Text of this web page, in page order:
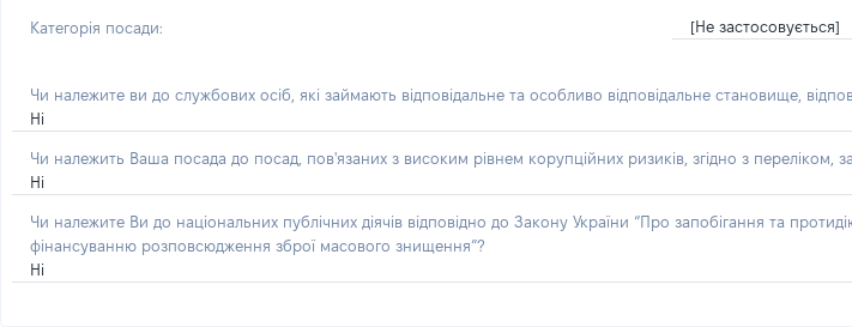
Категорія посади: [Не застосовується]
Чи належите ви до службових осіб, які займають відповідальне та особливо відповідальне становище,
Ні
Чи належить Ваша посада до посад, пов'язаних з високим рівнем корупційних ризиків, згідно з переліком,
Ні
Чи належите Ви до національних публічних діячів відповідно до Закону України “Про запобігання та
фінансуванню розповсюдження зброї масового знищення”?
Ні